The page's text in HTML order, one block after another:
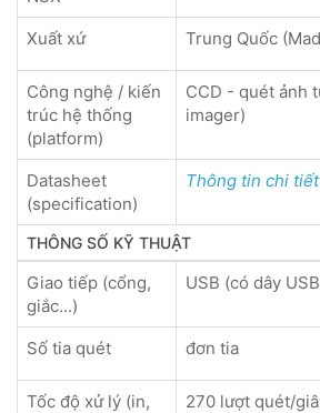
Xuất xứ Trung Quốc
Công nghệ / kiến
trúc hệ thống
(platform)
CCD - quét ảnh
imager)
Datasheet
(specification)
Thông tin chi
THÔNG SỐ KỸ THUẬT
Giao tiếp (cổng,
giắc...)
USB (có dây
Số tia quét đơn tia
Tốc độ xử lý (in,
270 lượt quét/